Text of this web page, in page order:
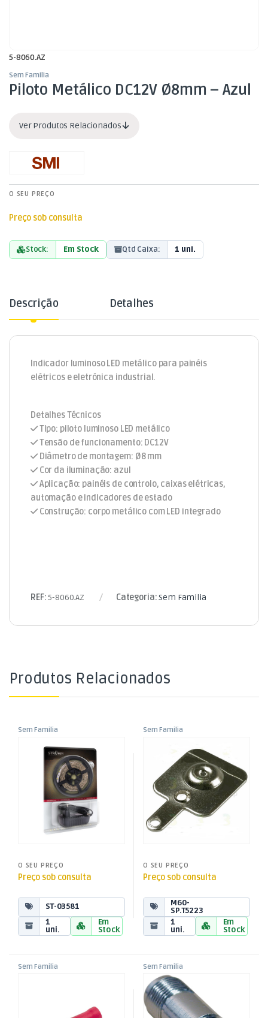
5-8060.AZ
Sem Familia
Piloto Metálico DC12V Ø8mm – Azul
Ver Produtos Relacionados
O SEU PREÇO
Preço sob consulta
Stock: Em Stock Qtd Caixa: 1 uni.
Descrição Detalhes
Indicador luminoso LED metálico para painéis
elétricos e eletrónica industrial.
Detalhes Técnicos
Tipo: piloto luminoso LED metálico
Tensão de funcionamento: DC12V
Diâmetro de montagem: Ø8 mm
Cor da iluminação: azul
Aplicação: painéis de controlo, caixas elétricas,
automação e indicadores de estado
Construção: corpo metálico com LED integrado
REF:5-8060.AZ Categoria:Sem Familia
Produtos Relacionados
Sem Familia
4000K c/ Alimentador
O SEU PREÇO
Preço sob consulta
ST-03581
1
uni.
Em
Stock
Sem Familia
Suporte Pilhas
O SEU PREÇO
Preço sob consulta
M60-
SP.T5223
1
uni.
Em
Stock
Sem Familia Sem Familia
Adaptador TNC Fêmea / TNC
Fêmea